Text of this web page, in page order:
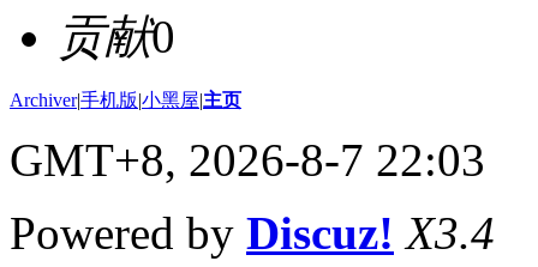
贡献0
Archiver|手机版|小黑屋|主页
GMT+8, 2026-8-7 22:03
Powered by Discuz! X3.4